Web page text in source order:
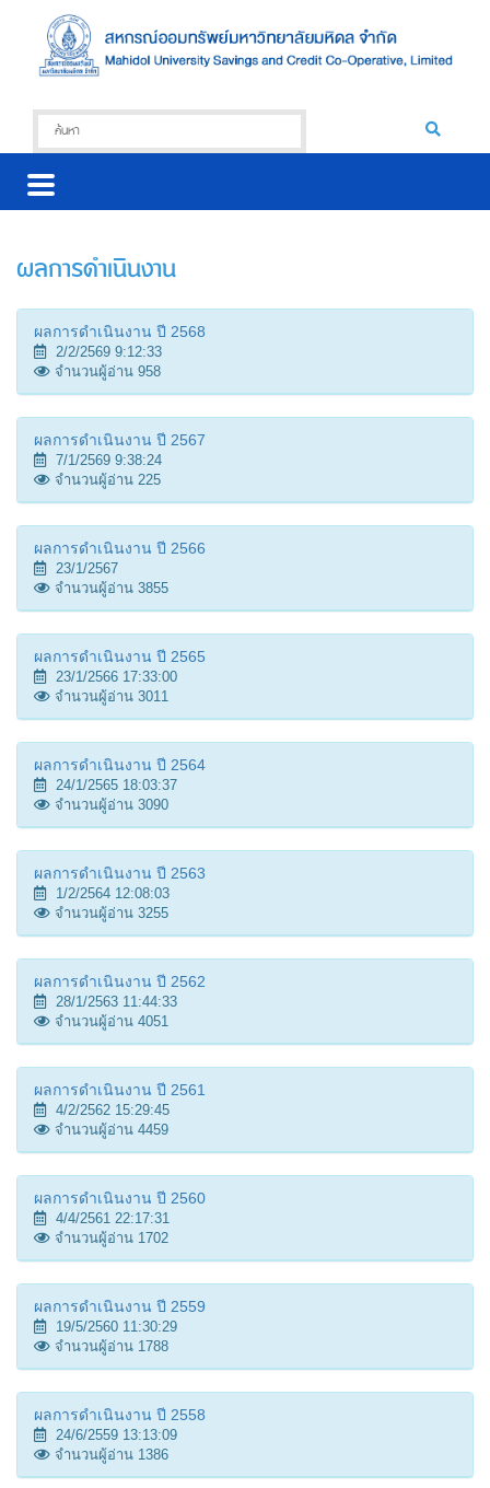
ผลการดำเนินงาน
ผลการดำเนินงาน ปี 2568
2/2/2569 9:12:33
จำนวนผู้อ่าน 958
ผลการดำเนินงาน ปี 2567
7/1/2569 9:38:24
จำนวนผู้อ่าน 225
ผลการดำเนินงาน ปี 2566
23/1/2567
จำนวนผู้อ่าน 3855
ผลการดำเนินงาน ปี 2565
23/1/2566 17:33:00
จำนวนผู้อ่าน 3011
ผลการดำเนินงาน ปี 2564
24/1/2565 18:03:37
จำนวนผู้อ่าน 3090
ผลการดำเนินงาน ปี 2563
1/2/2564 12:08:03
จำนวนผู้อ่าน 3255
ผลการดำเนินงาน ปี 2562
28/1/2563 11:44:33
จำนวนผู้อ่าน 4051
ผลการดำเนินงาน ปี 2561
4/2/2562 15:29:45
จำนวนผู้อ่าน 4459
ผลการดำเนินงาน ปี 2560
4/4/2561 22:17:31
จำนวนผู้อ่าน 1702
ผลการดำเนินงาน ปี 2559
19/5/2560 11:30:29
จำนวนผู้อ่าน 1788
ผลการดำเนินงาน ปี 2558
24/6/2559 13:13:09
จำนวนผู้อ่าน 1386